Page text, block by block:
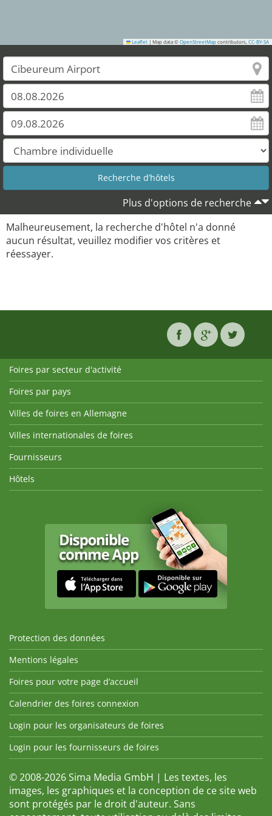
Leaflet | Map data © OpenStreetMap contributors, CC-BY-SA
Plus d'options de recherche
Malheureusement, la recherche d'hôtel n'a donné
aucun résultat, veuillez modifier vos critères et
réessayer.
Foires par secteur d'activité
Foires par pays
Villes de foires en Allemagne
Villes internationales de foires
Fournisseurs
Hôtels
Protection des données
Mentions légales
Foires pour votre page d’accueil
Calendrier des foires connexion
Login pour les organisateurs de foires
Login pour les fournisseurs de foires
© 2008-2026 Sima Media GmbH | Les textes, les
images, les graphiques et la conception de ce site web
sont protégés par le droit d'auteur. Sans